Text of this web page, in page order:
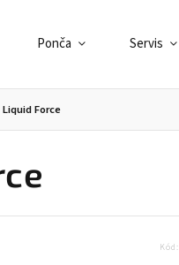
Ponča Servis
Liquid Force
Kód: